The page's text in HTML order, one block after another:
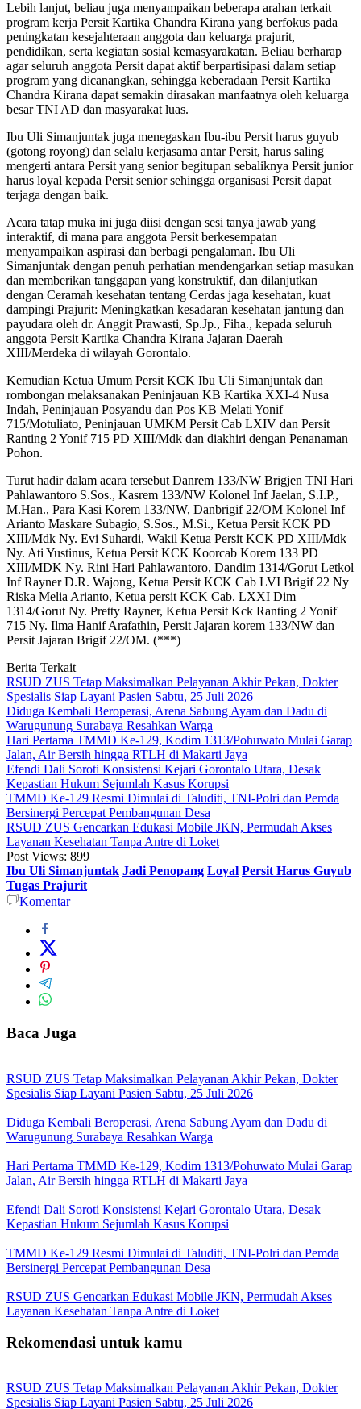
Lebih lanjut, beliau juga menyampaikan beberapa arahan terkait
program kerja Persit Kartika Chandra Kirana yang berfokus pada
peningkatan kesejahteraan anggota dan keluarga prajurit,
pendidikan, serta kegiatan sosial kemasyarakatan. Beliau berharap
agar seluruh anggota Persit dapat aktif berpartisipasi dalam setiap
program yang dicanangkan, sehingga keberadaan Persit Kartika
Chandra Kirana dapat semakin dirasakan manfaatnya oleh keluarga
besar TNI AD dan masyarakat luas.
Ibu Uli Simanjuntak juga menegaskan Ibu-ibu Persit harus guyub
(gotong royong) dan selalu kerjasama antar Persit, harus saling
mengerti antara Persit yang senior begitupan sebaliknya Persit junior
harus loyal kepada Persit senior sehingga organisasi Persit dapat
terjaga dengan baik.
Acara tatap muka ini juga diisi dengan sesi tanya jawab yang
interaktif, di mana para anggota Persit berkesempatan
menyampaikan aspirasi dan berbagi pengalaman. Ibu Uli
Simanjuntak dengan penuh perhatian mendengarkan setiap masukan
dan memberikan tanggapan yang konstruktif, dan dilanjutkan
dengan Ceramah kesehatan tentang Cerdas jaga kesehatan, kuat
dampingi Prajurit: Meningkatkan kesadaran kesehatan jantung dan
payudara oleh dr. Anggit Prawasti, Sp.Jp., Fiha., kepada seluruh
anggota Persit Kartika Chandra Kirana Jajaran Daerah
XIII/Merdeka di wilayah Gorontalo.
Kemudian Ketua Umum Persit KCK Ibu Uli Simanjuntak dan
rombongan melaksanakan Peninjauan KB Kartika XXI-4 Nusa
Indah, Peninjauan Posyandu dan Pos KB Melati Yonif
715/Motuliato, Peninjauan UMKM Persit Cab LXIV dan Persit
Ranting 2 Yonif 715 PD XIII/Mdk dan diakhiri dengan Penanaman
Pohon.
Turut hadir dalam acara tersebut Danrem 133/NW Brigjen TNI Hari
Pahlawantoro S.Sos., Kasrem 133/NW Kolonel Inf Jaelan, S.I.P.,
M.Han., Para Kasi Korem 133/NW, Danbrigif 22/OM Kolonel Inf
Arianto Maskare Subagio, S.Sos., M.Si., Ketua Persit KCK PD
XIII/Mdk Ny. Evi Suhardi, Wakil Ketua Persit KCK PD XIII/Mdk
Ny. Ati Yustinus, Ketua Persit KCK Koorcab Korem 133 PD
XIII/MDK Ny. Rini Hari Pahlawantoro, Dandim 1314/Gorut Letkol
Inf Rayner D.R. Wajong, Ketua Persit KCK Cab LVI Brigif 22 Ny
Riska Melia Arianto, Ketua persit KCK Cab. LXXI Dim
1314/Gorut Ny. Pretty Rayner, Ketua Persit Kck Ranting 2 Yonif
715 Ny. Ilma Hanif Arafathin, Persit Jajaran korem 133/NW dan
Persit Jajaran Brigif 22/OM. (***)
Berita Terkait
RSUD ZUS Tetap Maksimalkan Pelayanan Akhir Pekan, Dokter
Spesialis Siap Layani Pasien Sabtu, 25 Juli 2026
Diduga Kembali Beroperasi, Arena Sabung Ayam dan Dadu di
Warugunung Surabaya Resahkan Warga
Hari Pertama TMMD Ke-129, Kodim 1313/Pohuwato Mulai Garap
Jalan, Air Bersih hingga RTLH di Makarti Jaya
Efendi Dali Soroti Konsistensi Kejari Gorontalo Utara, Desak
Kepastian Hukum Sejumlah Kasus Korupsi
TMMD Ke-129 Resmi Dimulai di Taluditi, TNI-Polri dan Pemda
Bersinergi Percepat Pembangunan Desa
RSUD ZUS Gencarkan Edukasi Mobile JKN, Permudah Akses
Layanan Kesehatan Tanpa Antre di Loket
Post Views: 899
Ibu Uli Simanjuntak Jadi Penopang Loyal Persit Harus Guyub
Tugas Prajurit
Komentar
Baca Juga
RSUD ZUS Tetap Maksimalkan Pelayanan Akhir Pekan, Dokter
Spesialis Siap Layani Pasien Sabtu, 25 Juli 2026
Diduga Kembali Beroperasi, Arena Sabung Ayam dan Dadu di
Warugunung Surabaya Resahkan Warga
Hari Pertama TMMD Ke-129, Kodim 1313/Pohuwato Mulai Garap
Jalan, Air Bersih hingga RTLH di Makarti Jaya
Efendi Dali Soroti Konsistensi Kejari Gorontalo Utara, Desak
Kepastian Hukum Sejumlah Kasus Korupsi
TMMD Ke-129 Resmi Dimulai di Taluditi, TNI-Polri dan Pemda
Bersinergi Percepat Pembangunan Desa
RSUD ZUS Gencarkan Edukasi Mobile JKN, Permudah Akses
Layanan Kesehatan Tanpa Antre di Loket
Rekomendasi untuk kamu
RSUD ZUS Tetap Maksimalkan Pelayanan Akhir Pekan, Dokter
Spesialis Siap Layani Pasien Sabtu, 25 Juli 2026